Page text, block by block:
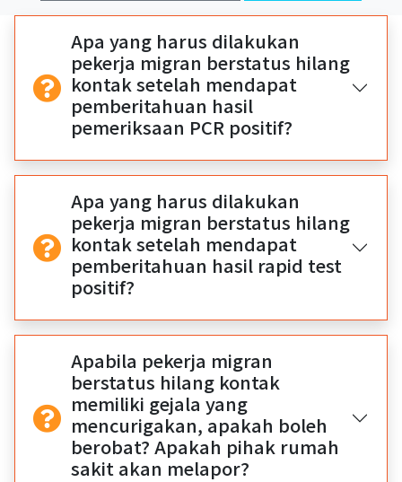
Apa yang harus dilakukan
pekerja migran berstatus hilang
kontak setelah mendapat
pemberitahuan hasil
pemeriksaan PCR positif?
Apa yang harus dilakukan
pekerja migran berstatus hilang
kontak setelah mendapat
pemberitahuan hasil rapid test
positif?
Apabila pekerja migran
berstatus hilang kontak
memiliki gejala yang
mencurigakan, apakah boleh
berobat? Apakah pihak rumah
sakit akan melapor?